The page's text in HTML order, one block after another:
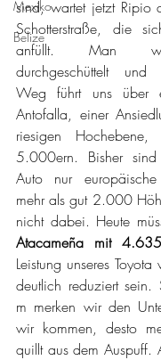
Mexiko
Belize
sind, wartet jetzt Ripio
Schotterstraße, die
anfüllt. Man
durchgeschüttelt und
Weg führt uns über
Antofalla, einer
riesigen Hochebene,
5.000ern. Bisher
Auto nur
mehr als gut 2.000
nicht dabei. Heute
Atacameña mit
Leistung unseres
deutlich reduziert
m merken wir den
wir kommen, desto
quillt aus dem